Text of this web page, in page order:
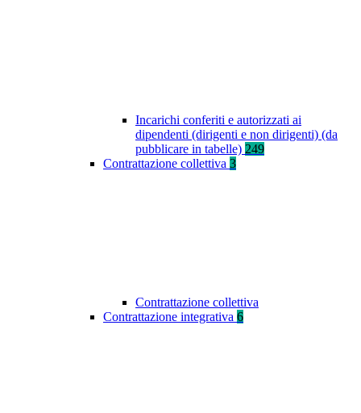
Incarichi conferiti e autorizzati ai
dipendenti (dirigenti e non dirigenti) (da
pubblicare in tabelle) 249
Contrattazione collettiva 3
Contrattazione collettiva
Contrattazione integrativa 6